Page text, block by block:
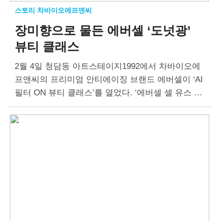
스토리 차바이오에프엔씨
장미향으로 물든 에버셀 ‘도넛광’
뷰티 클래스
2월 4일 청담동 아트스테이지1992에서 차바이오에
프앤씨의 프리미엄 안티에이징 브랜드 에버셀이 ‘AI
필터 ON 뷰티 클래스’를 열었다. ‘에버셀 셀 유스 플
럼핑 미스트 앰플’ 출시를 앞두고, 에버셀을 우수 고
객 30명을 초대해 특별한 시간을 마련했다….